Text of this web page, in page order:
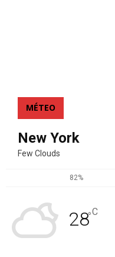
MÉTEO
New York
Few Clouds
82%
28°C